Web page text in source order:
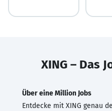
XING – Das
Über eine Million Jobs
Entdecke mit XING genau